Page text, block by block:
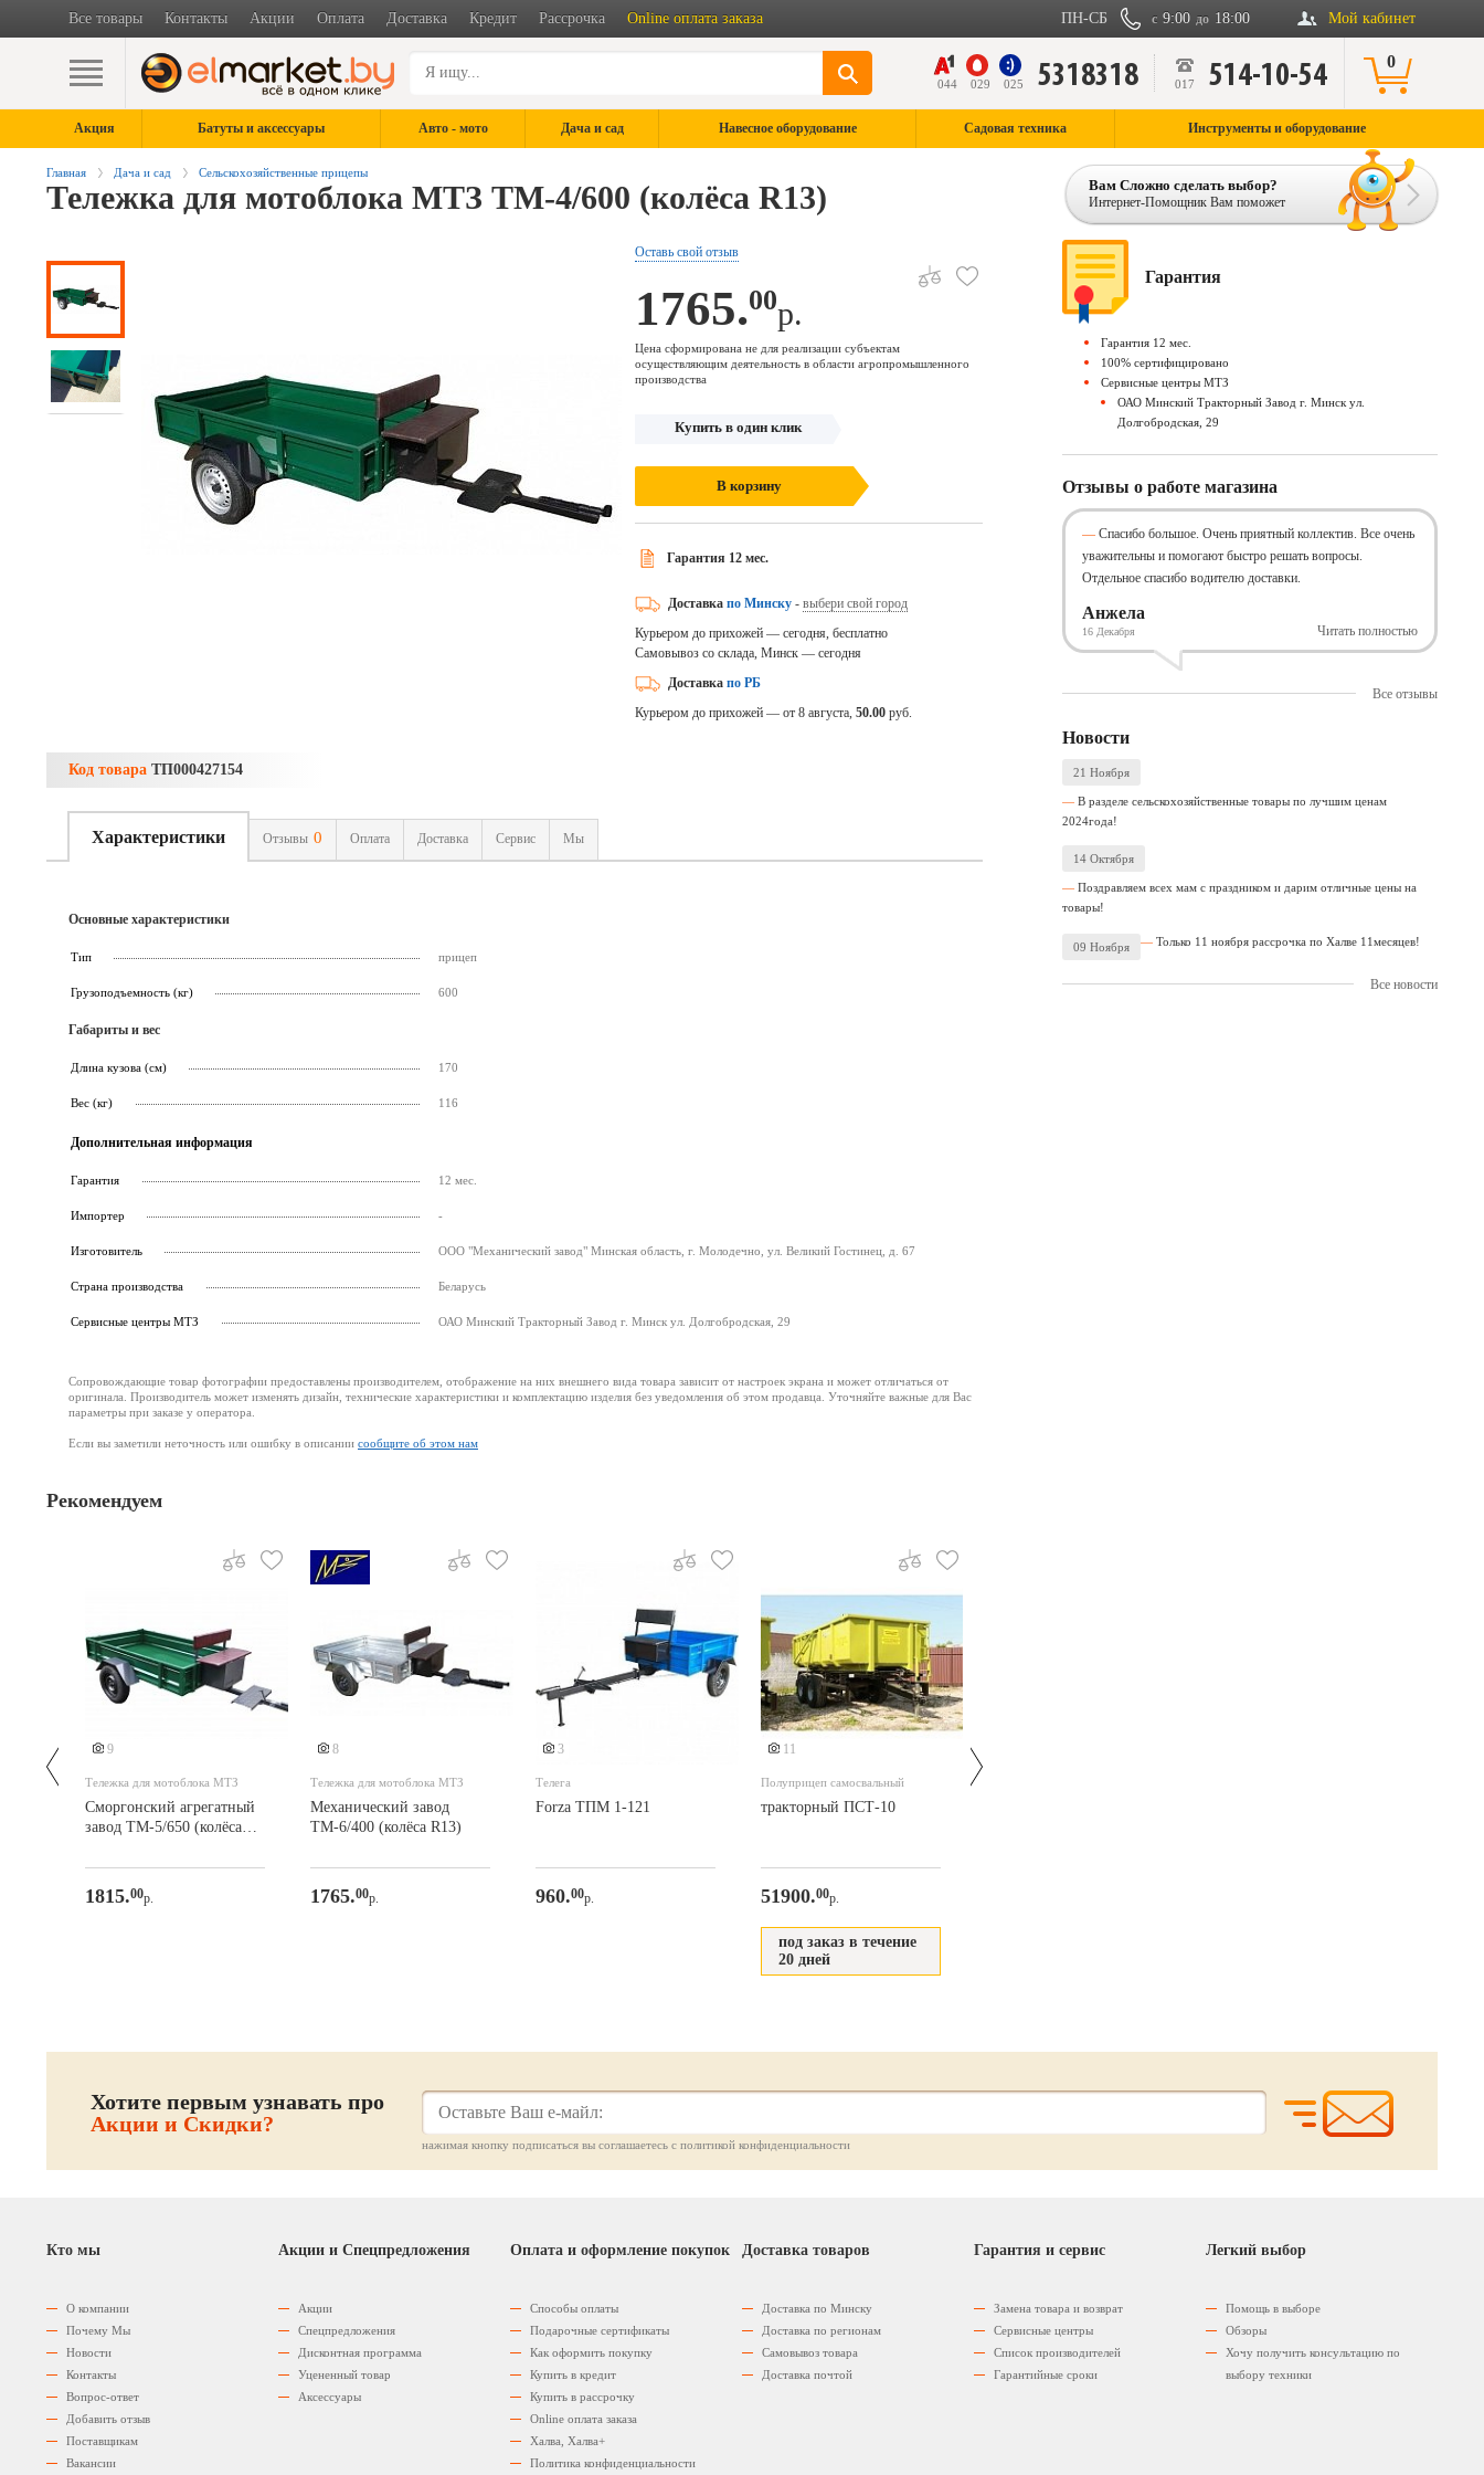
Все товары Контакты Акции Оплата Доставка Кредит Рассрочка Online оплата заказа Мой кабинет
с 9:00 до 18:00
ПН-СБ
044 029 025 5318318 017 514-10-54 0
Акция Батуты и аксессуары Авто - мото Дача и сад Навесное оборудование Садовая техника Инструменты и оборудование
Главная Дача и сад Сельскохозяйственные прицепы
Тележка для мотоблока МТЗ ТМ-4/600 (колёса R13) Вам Сложно сделать выбор?
Интернет-Помощник Вам поможет
Оставь свой отзыв
1765.00р.
Цена сформирована не для реализации субъектам
осуществляющим деятельность в области агропромышленного
производства
Купить в один клик
В корзину
Гарантия 12 мес.
Доставка по Минску- выбери свой город
Курьером до прихожей — сегодня, бесплатно
Самовывоз со склада, Минск — сегодня
Доставка по РБ
Курьером до прихожей — от 8 августа, 50.00 руб.
Код товара ТП000427154
Характеристики Отзывы 0 Оплата Доставка Сервис Мы
Основные характеристики
Тип прицеп
Грузоподъемность (кг) 600
Габариты и вес
Длина кузова (см) 170
Вес (кг) 116
Дополнительная информация
Гарантия 12 мес.
Импортер -
Изготовитель ООО "Механический завод" Минская область, г. Молодечно, ул. Великий Гостинец, д. 67
Страна производства Беларусь
Cервисные центры МТЗ ОАО Минский Тракторный Завод г. Минск ул. Долгобродская, 29
Сопровождающие товар фотографии предоставлены производителем, отображение на них внешнего вида товара зависит от настроек экрана и может отличаться от
оригинала. Производитель может изменять дизайн, технические характеристики и комплектацию изделия без уведомления об этом продавца. Уточняйте важные для Вас
параметры при заказе у оператора.
Если вы заметили неточность или ошибку в описании сообщите об этом нам
Рекомендуем
9
Тележка для мотоблока МТЗ
Сморгонский агрегатный
завод ТМ-5/650 (колёса
1815.00р.
8
Тележка для мотоблока МТЗ
Механический завод
ТМ-6/400 (колёса R13)
1765.00р.
3
Телега
Forza ТПМ 1-121
960.00р.
11
Еще 2 фото
Полуприцеп самосвальный
тракторный ПСТ-10
51900.00р.
под заказ в течение
20 дней
Гарантия
Гарантия 12 мес.
100% сертифицировано
Сервисные центры МТЗ
ОАО Минский Тракторный Завод г. Минск ул.
Долгобродская, 29
Отзывы о работе магазина
Спасибо большое. Очень приятный коллектив. Все очень
уважительны и помогают быстро решать вопросы.
Отдельное спасибо водителю доставки.
Анжела
16 Декабря Читать полностью
Все отзывы
Новости
21 Ноября
В разделе сельскохозяйственные товары по лучшим ценам
2024года!
14 Октября
Поздравляем всех мам с праздником и дарим отличные цены на
товары!
09 Ноября Только 11 ноября рассрочка по Халве 11месяцев!
Все новости
Хотите первым узнавать про
Акции и Скидки?
нажимая кнопку подписаться вы соглашаетесь с политикой конфиденциальности
Кто мы
О компании
Почему Мы
Новости
Контакты
Вопрос-ответ
Добавить отзыв
Поставщикам
Вакансии
Акции и Спецпредложения
Акции
Спецпредложения
Дисконтная программа
Уцененный товар
Аксессуары
Оплата и оформление покупок
Способы оплаты
Подарочные сертификаты
Как оформить покупку
Купить в кредит
Купить в рассрочку
Оnline оплата заказа
Халва, Халва+
Политика конфиденциальности
Доставка товаров
Доставка по Минску
Доставка по регионам
Самовывоз товара
Доставка почтой
Гарантия и сервис
Замена товара и возврат
Сервисные центры
Список производителей
Гарантийные сроки
Легкий выбор
Помощь в выборе
Обзоры
Хочу получить консультацию по
выбору техники